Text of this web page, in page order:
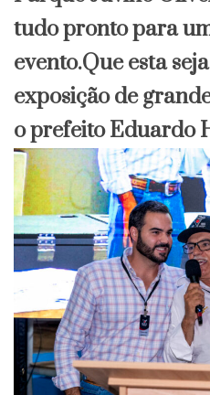
tudo pronto para
evento.Que esta
exposição de
o prefeito Eduardo